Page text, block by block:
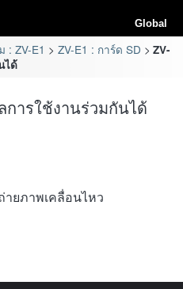
Global
: ZV-E1 ZV-E1 : การ์ด SD
ZV-
ได้
การใช้งานร่วมกันได้
ยภาพเคลื่อนไหว